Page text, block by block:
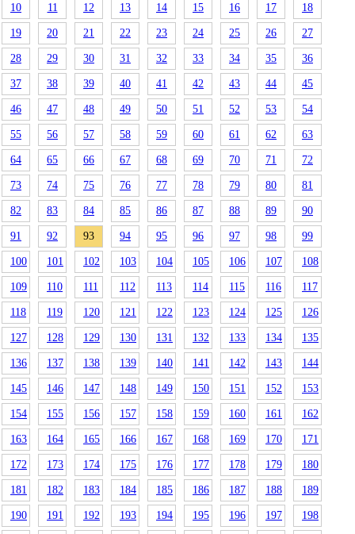
10 11 12 13 14 15 16 17 18
19 20 21 22 23 24 25 26 27
28 29 30 31 32 33 34 35 36
37 38 39 40 41 42 43 44 45
46 47 48 49 50 51 52 53 54
55 56 57 58 59 60 61 62 63
64 65 66 67 68 69 70 71 72
73 74 75 76 77 78 79 80 81
82 83 84 85 86 87 88 89 90
91 92 93 94 95 96 97 98 99
100 101 102 103 104 105 106 107 108
109 110 111 112 113 114 115 116 117
118 119 120 121 122 123 124 125 126
127 128 129 130 131 132 133 134 135
136 137 138 139 140 141 142 143 144
145 146 147 148 149 150 151 152 153
154 155 156 157 158 159 160 161 162
163 164 165 166 167 168 169 170 171
172 173 174 175 176 177 178 179 180
181 182 183 184 185 186 187 188 189
190 191 192 193 194 195 196 197 198